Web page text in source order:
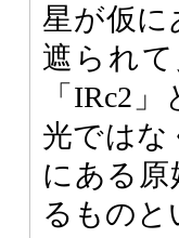
星が仮に
遮られ
「IRc2
光ではな
にある
るものと